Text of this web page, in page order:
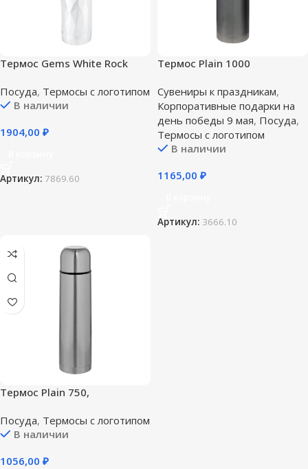
Термос Gems White Rock
хрусталь
Посуда, Термосы с логотипом
В наличии
1904,00 ₽
Артикул: 7869.60
Термос Plain 1000
Сувениры к праздникам,
Корпоративные подарки на
день победы 9 мая, Посуда,
Термосы с логотипом
В наличии
1165,00 ₽
Артикул: 3666.10
Термос Plain 750,
Посуда, Термосы с логотипом
В наличии
1056,00 ₽